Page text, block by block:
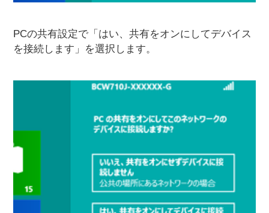
PCの共有設定で「はい、共有をオンにしてデバイス
を接続します」を選択します。